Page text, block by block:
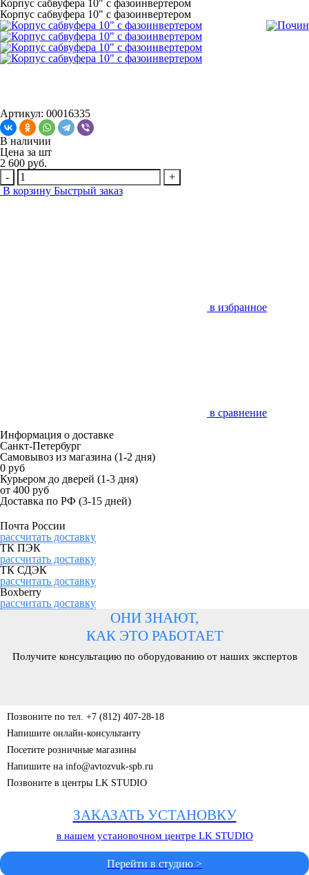
Корпус сабвуфера 10" с фазоинвертером
Корпус сабвуфера 10" с фазоинвертером
Артикул: 00016335
В наличии
Цена за шт
2 600 руб.
-
+
В корзину Быстрый заказ
в избранное
в сравнение
Информация о доставке
Санкт-Петербург
Самовывоз из магазина (1-2 дня)
0 руб
Курьером до дверей (1-3 дня)
от 400 руб
Доставка по РФ (3-15 дней)
Почта России
рассчитать доставку
ТК ПЭК
рассчитать доставку
ТК СДЭК
рассчитать доставку
Boxberry
рассчитать доставку
ОНИ ЗНАЮТ,
КАК ЭТО РАБОТАЕТ
Получите консультацию по оборудованию от наших экспертов
Позвоните по тел. +7 (812) 407-28-18
Напишите онлайн-консультанту
Посетите розничные магазины
Напишите на info@avtozvuk-spb.ru
Позвоните в центры LK STUDIO
ЗАКАЗАТЬ УСТАНОВКУ
в нашем установочном центре LK STUDIO
Перейти в студию >